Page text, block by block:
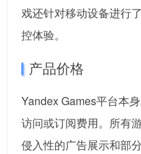
戏还针对移动设备进行
控体验。
产品价格
Yandex Games平台本
访问或订阅费用。所有
侵入性的广告展示和部